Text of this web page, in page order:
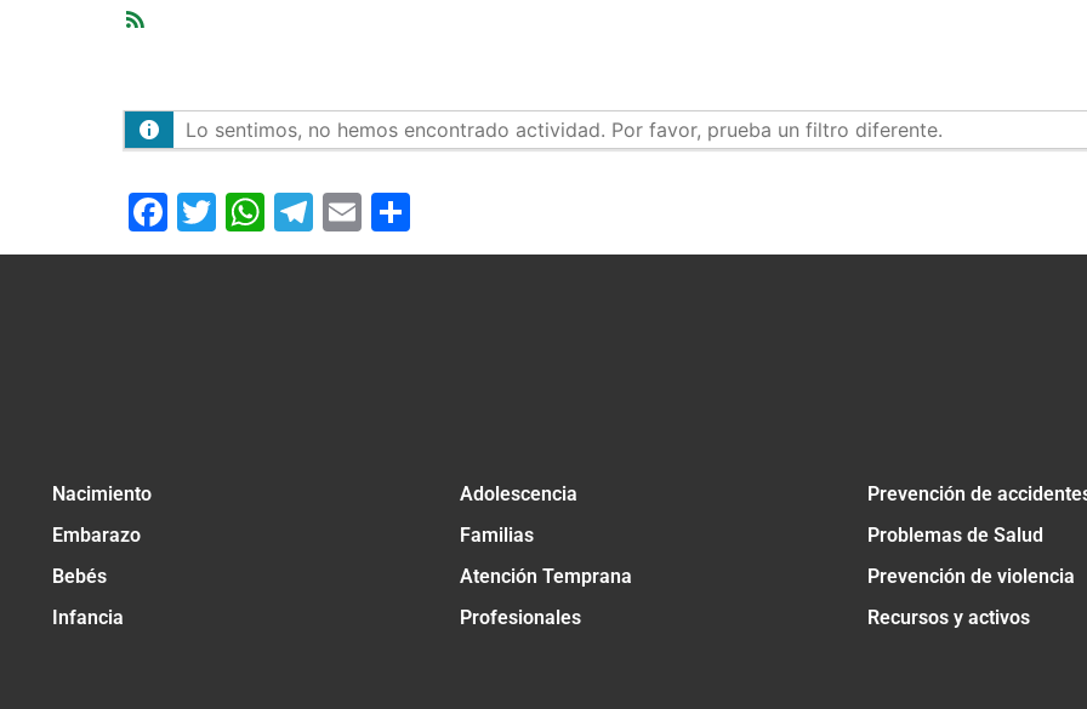
Lo sentimos, no hemos encontrado actividad. Por favor, prueba un filtro diferente.
Facebook
Twitter
WhatsApp
Telegram
Email
Nacimiento
Embarazo
Bebés
Infancia
Adolescencia
Familias
Atención Temprana
Profesionales
Prevención de
Problemas de Salud
Prevención de violencia
Recursos y activos